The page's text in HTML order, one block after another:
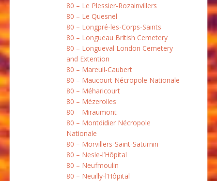
80 – Le Plessier-Rozainvillers
80 – Le Quesnel
80 – Longpré-les-Corps-Saints
80 – Longueau British Cemetery
80 – Longueval London Cemetery
and Extention
80 – Mareuil-Caubert
80 – Maucourt Nécropole Nationale
80 – Méharicourt
80 – Mézerolles
80 – Miraumont
80 – Montdidier Nécropole
Nationale
80 – Morvillers-Saint-Saturnin
80 – Nesle-l’Hôpital
80 – Neufmoulin
80 – Neuilly-l’Hôpital